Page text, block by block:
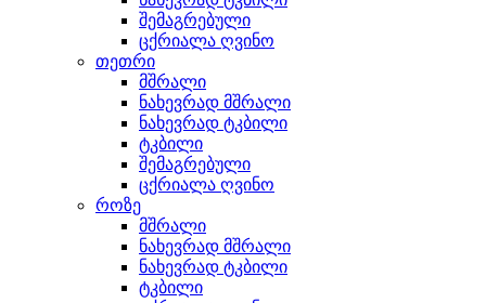
შემაგრებული
ცქრიალა ღვინო
თეთრი
მშრალი
ნახევრად მშრალი
ნახევრად ტკბილი
ტკბილი
შემაგრებული
ცქრიალა ღვინო
როზე
მშრალი
ნახევრად მშრალი
ნახევრად ტკბილი
ტკბილი